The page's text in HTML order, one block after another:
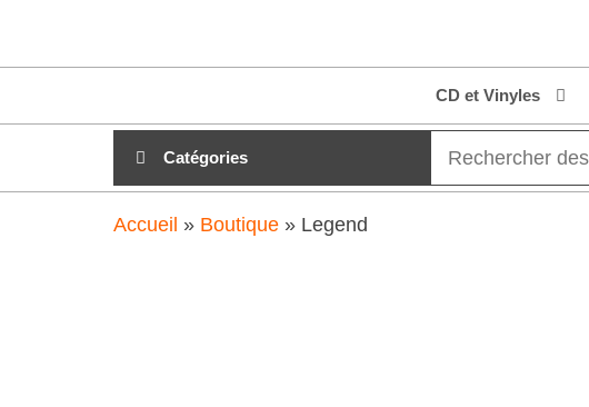
clubdial.fr
CD et Vinyles
Catégories
Accueil » Boutique » Legend